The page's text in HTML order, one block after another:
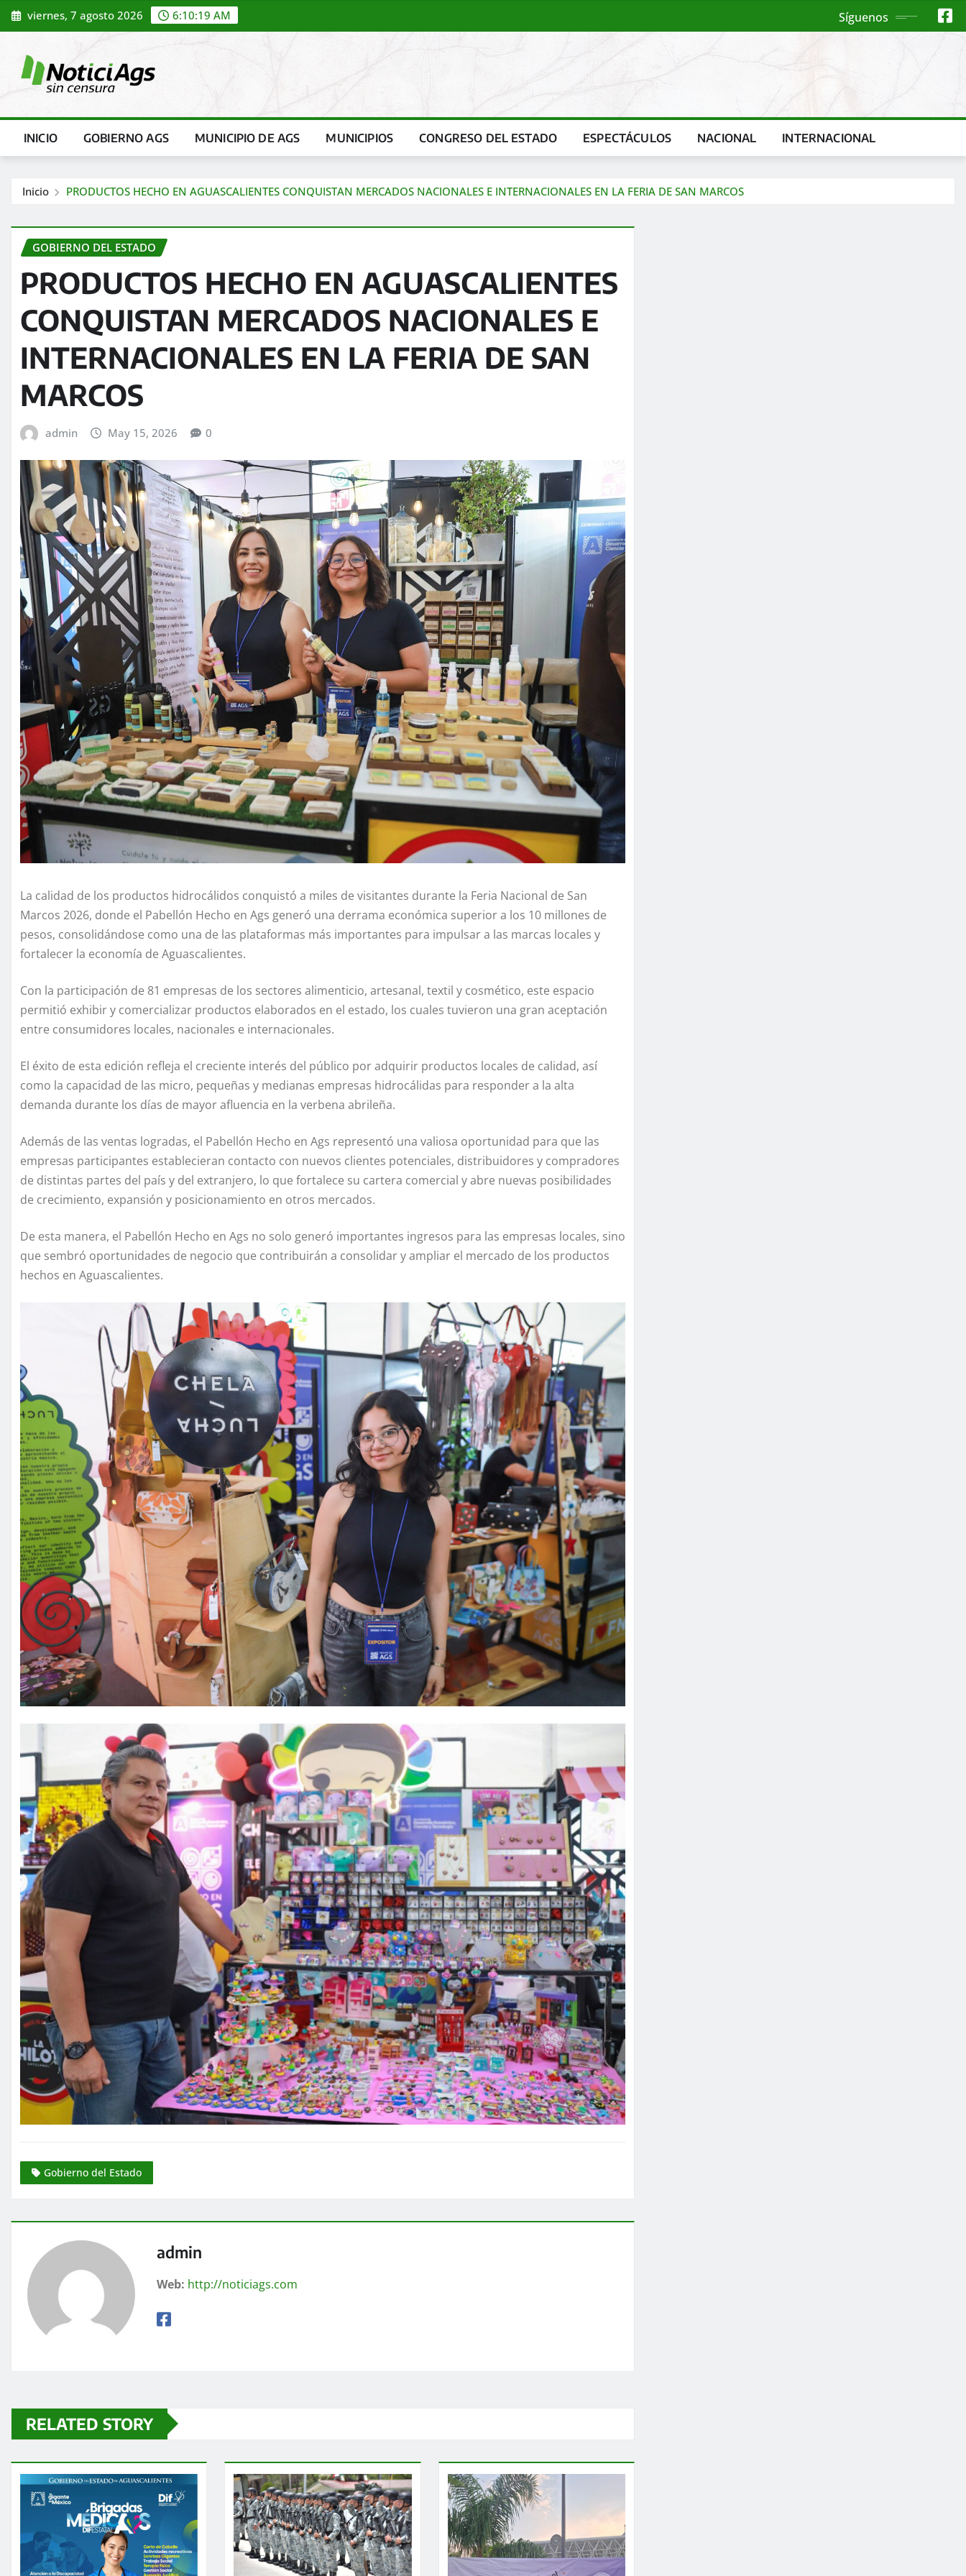
Saltar
al
viernes, 7 agosto 2026 6:10:21 AM Síguenos
INICIO GOBIERNO AGS MUNICIPIO DE AGS MUNICIPIOS CONGRESO DEL ESTADO ESPECTÁCULOS NACIONAL INTERNACIONAL
Inicio PRODUCTOS HECHO EN AGUASCALIENTES CONQUISTAN MERCADOS NACIONALES E INTERNACIONALES EN LA FERIA DE SAN MARCOS
GOBIERNO DEL ESTADO
PRODUCTOS HECHO EN AGUASCALIENTES
CONQUISTAN MERCADOS NACIONALES E
INTERNACIONALES EN LA FERIA DE SAN
MARCOS
admin May 15, 2026 0
La calidad de los productos hidrocálidos conquistó a miles de visitantes durante la Feria Nacional de San
Marcos 2026, donde el Pabellón Hecho en Ags generó una derrama económica superior a los 10 millones de
pesos, consolidándose como una de las plataformas más importantes para impulsar a las marcas locales y
fortalecer la economía de Aguascalientes.
Con la participación de 81 empresas de los sectores alimenticio, artesanal, textil y cosmético, este espacio
permitió exhibir y comercializar productos elaborados en el estado, los cuales tuvieron una gran aceptación
entre consumidores locales, nacionales e internacionales.
El éxito de esta edición refleja el creciente interés del público por adquirir productos locales de calidad, así
como la capacidad de las micro, pequeñas y medianas empresas hidrocálidas para responder a la alta
demanda durante los días de mayor afluencia en la verbena abrileña.
Además de las ventas logradas, el Pabellón Hecho en Ags representó una valiosa oportunidad para que las
empresas participantes establecieran contacto con nuevos clientes potenciales, distribuidores y compradores
de distintas partes del país y del extranjero, lo que fortalece su cartera comercial y abre nuevas posibilidades
de crecimiento, expansión y posicionamiento en otros mercados.
De esta manera, el Pabellón Hecho en Ags no solo generó importantes ingresos para las empresas locales, sino
que sembró oportunidades de negocio que contribuirán a consolidar y ampliar el mercado de los productos
hechos en Aguascalientes.
Gobierno del Estado
admin
Web: http://noticiags.com
RELATED STORY